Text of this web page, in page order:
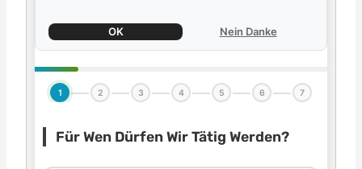
OK Nein Danke
1 2 3 4 5 6 7
Für Wen Dürfen Wir Tätig Werden?